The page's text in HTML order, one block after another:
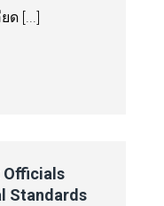
ด [...]
Officials
Standards